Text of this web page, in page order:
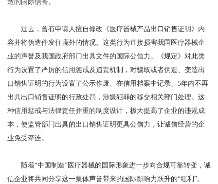
造的国际信誉。
过去，曾有申请人擅自修改《医疗器械产品出口销售证明》内
容并将伪造件发往境外的情况。这类行为直接损害我国医疗器械企
业的声誉及我国政府部门出具文件的国际公信力。《规定》对此类
行为设置了严厉的信用惩戒及追责机制，对骗取或者伪造、变造出
口销售证明的行为设置了公示作废、在信用档案中记录、5年内不再
出具出口销售证明的行政处罚，涉嫌犯罪的移交相关部门处理。这
种信用惩戒与法律责任并重的制度设计，极大提高了企业的违规成
本，使监管部门出具的出口销售证明更具公信力，让诚信经营的企
业免受牵连。
随着“中国制造”医疗器械的国际形象进一步向合规可靠转变，诚
信企业将共同分享这一集体声誉带来的国际影响力跃升的“红利”。